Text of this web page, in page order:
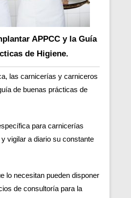
APPCC y la Guía
de Higiene.
las carnicerías y carniceros
de buenas prácticas de
para carnicerías
vigilar a diario su constante
lo necesitan pueden disponer
de consultoría para la